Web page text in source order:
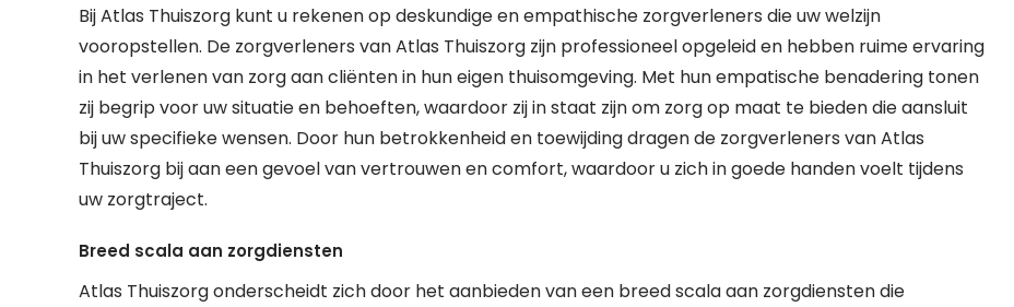
Bij Atlas Thuiszorg kunt u rekenen op deskundige en empathische zorgverleners die uw welzijn
vooropstellen. De zorgverleners van Atlas Thuiszorg zijn professioneel opgeleid en hebben ruime ervaring
in het verlenen van zorg aan cliënten in hun eigen thuisomgeving. Met hun empatische benadering tonen
zij begrip voor uw situatie en behoeften, waardoor zij in staat zijn om zorg op maat te bieden die aansluit
bij uw specifieke wensen. Door hun betrokkenheid en toewijding dragen de zorgverleners van Atlas
Thuiszorg bij aan een gevoel van vertrouwen en comfort, waardoor u zich in goede handen voelt tijdens
uw zorgtraject.
Breed scala aan zorgdiensten
Atlas Thuiszorg onderscheidt zich door het aanbieden van een breed scala aan zorgdiensten die